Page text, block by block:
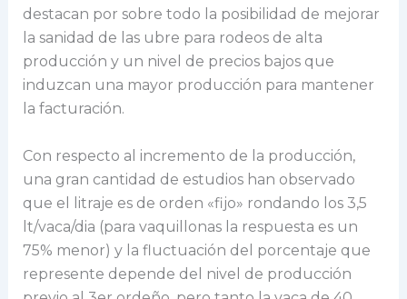
destacan por sobre todo la posibilidad de mejorar
la sanidad de las ubre para rodeos de alta
producción y un nivel de precios bajos que
induzcan una mayor producción para mantener
la facturación.
Con respecto al incremento de la producción,
una gran cantidad de estudios han observado
que el litraje es de orden «fijo» rondando los 3,5
lt/vaca/dia (para vaquillonas la respuesta es un
75% menor) y la fluctuación del porcentaje que
represente depende del nivel de producción